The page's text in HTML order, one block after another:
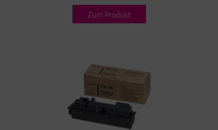
Zum Produkt